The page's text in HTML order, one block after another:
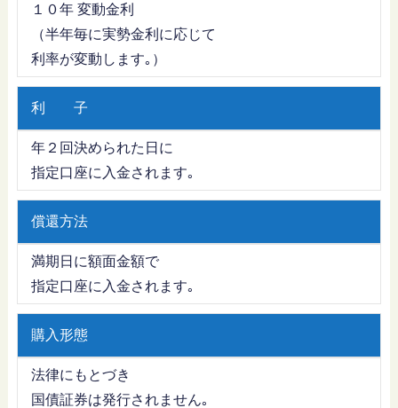
１０年 変動金利
（半年毎に実勢金利に応じて
利率が変動します｡）
利 子
年２回決められた日に
指定口座に入金されます｡
償還方法
満期日に額面金額で
指定口座に入金されます｡
購入形態
法律にもとづき
国債証券は発行されません｡